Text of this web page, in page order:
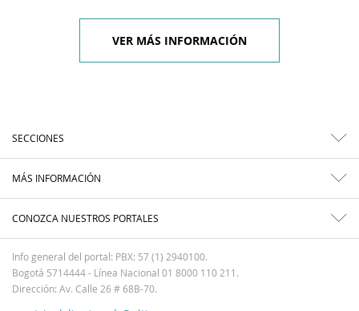
VER MÁS INFORMACIÓN
SECCIONES
MÁS INFORMACIÓN
CONOZCA NUESTROS PORTALES
Info general del portal: PBX: 57 (1) 2940100.
Bogotá 5714444 - Línea Nacional 01 8000 110 211.
Dirección: Av. Calle 26 # 68B-70.